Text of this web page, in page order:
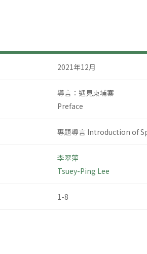
2021年12月
導言：遇見柬埔寨
Preface
專題導言 Introduction of
李翠萍
Tsuey-Ping Lee
1-8